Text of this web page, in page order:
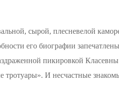
, сырой, плесневелой
его биографии
пикировкой Класевны
И несчастные